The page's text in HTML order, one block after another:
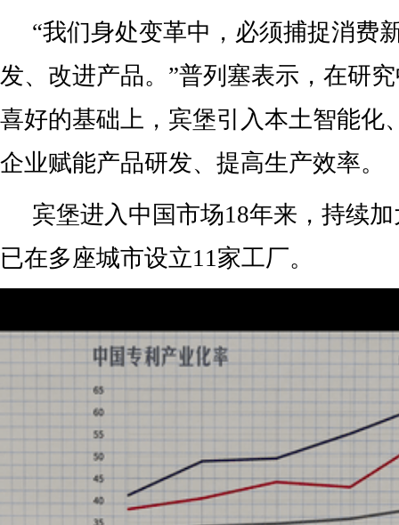
“我们身处变革中，必须捕捉消费
发、改进产品。”普列塞表示，在研
喜好的基础上，宾堡引入本土智能化
企业赋能产品研发、提高生产效率。
宾堡进入中国市场18年来，持续
已在多座城市设立11家工厂。